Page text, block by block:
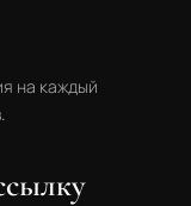
на каждый